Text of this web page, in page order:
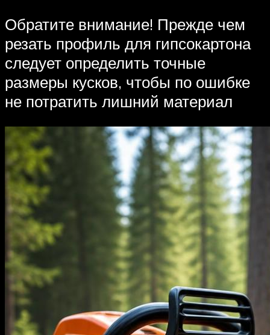
Обратите внимание! Прежде чем
резать профиль для гипсокартона
следует определить точные
размеры кусков, чтобы по ошибке
не потратить лишний материал